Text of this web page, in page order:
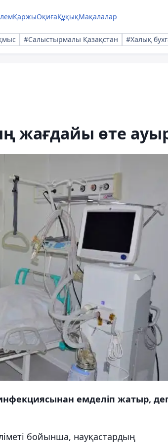
ҚаржыОқиғаҚұқықМақалалар
#Салыстырмалы Қазақстан #Халық
жағдайы өте
емделіп жатыр,
бойынша, науқастардың